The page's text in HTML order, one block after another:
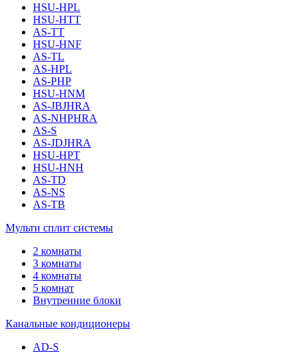
HSU-HPL
HSU-HTT
AS-TT
HSU-HNF
AS-TL
AS-HPL
AS-PHP
HSU-HNM
AS-JBJHRA
AS-NHPHRA
AS-S
AS-JDJHRA
HSU-HPT
HSU-HNH
AS-TD
AS-NS
AS-TB
Мульти сплит системы
2 комнаты
3 комнаты
4 комнаты
5 комнат
Внутренние блоки
Канальные кондиционеры
AD-S